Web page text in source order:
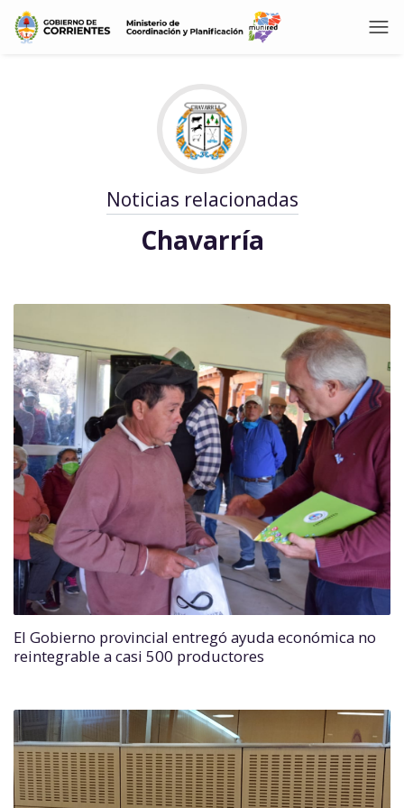
Noticias relacionadas
Chavarría
El Gobierno provincial entregó ayuda económica no
reintegrable a casi 500 productores